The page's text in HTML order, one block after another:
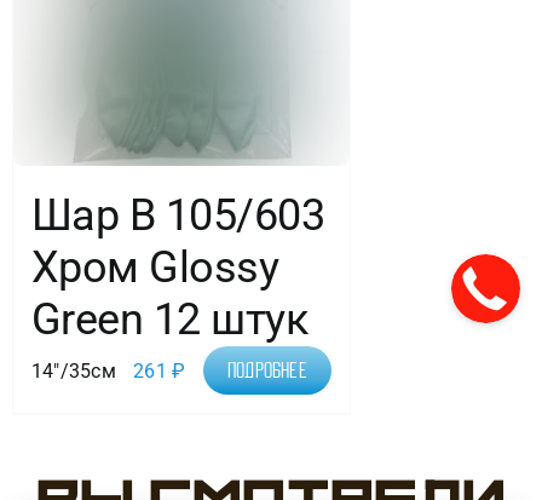
Шар В 105/603
Хром Glossy
Green 12 штук
14"/35см 261₽ Подробнее